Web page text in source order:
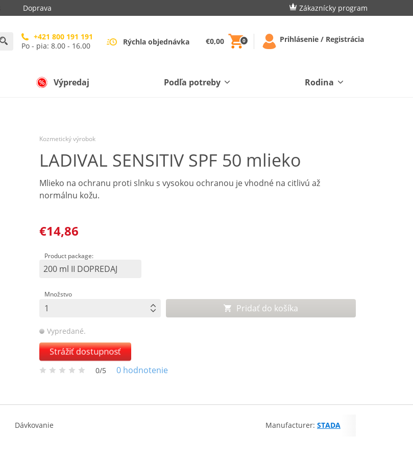
Doprava Zákaznícky program
+421 800 191 191
Po - pia: 8.00 - 16.00
Rýchla objednávka €0,00 0 Prihlásenie / Registrácia
Výpredaj Podľa potreby Rodina
Kozmetický výrobok
LADIVAL SENSITIV SPF 50 mlieko
Mlieko na ochranu proti slnku s vysokou ochranou je vhodné na citlivú až
normálnu kožu.
€14,86
Product package:
200 ml II DOPREDAJ
Množstvo
Pridať do košíka
Vypredané.
Strážiť dostupnosť
0/5 0 hodnotenie
Dávkovanie Manufacturer: STADA